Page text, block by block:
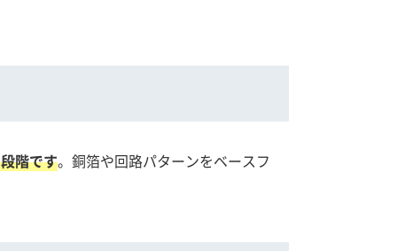
階です。銅箔や回路パターンをベースフ